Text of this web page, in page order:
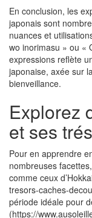
En conclusion, les
japonais sont
nuances et
wo inorimasu » ou «
expressions reflète
japonaise, axée sur
bienveillance.
Explorez
et ses
Pour en apprendre
nombreuses
comme ceux
tresors-caches-
période idéale pour
(https://